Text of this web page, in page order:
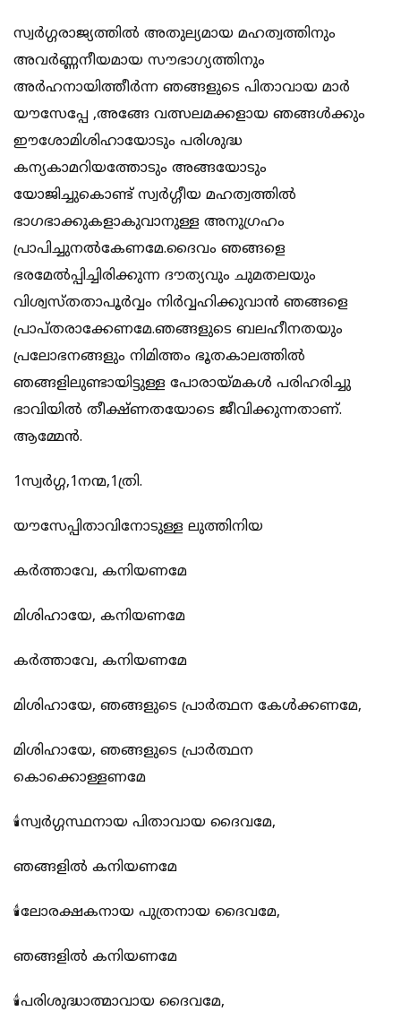
സ്വർഗ്ഗരാജ്യത്തിൽ അതുല്യമായ മഹത്വത്തിനും
അവർണ്ണനീയമായ സൗഭാഗ്യത്തിനും
അർഹനായിത്തീർന്ന ഞങ്ങളുടെ പിതാവായ മാർ
യൗസേപ്പേ ,അങ്ങേ വത്സലമക്കളായ ഞങ്ങൾക്കും
ഈശോമിശിഹായോടും പരിശുദ്ധ
കന്യകാമറിയത്തോടും അങ്ങയോടും
യോജിച്ചുകൊണ്ട് സ്വർഗ്ഗീയ മഹത്വത്തിൽ
ഭാഗഭാക്കുകളാകുവാനുള്ള അനുഗ്രഹം
പ്രാപിച്ചുനൽകേണമേ.ദൈവം ഞങ്ങളെ
ഭരമേൽപ്പിച്ചിരിക്കുന്ന ദൗത്യവും ചുമതലയും
വിശ്വസ്തതാപൂർവ്വം നിർവ്വഹിക്കുവാൻ ഞങ്ങളെ
പ്രാപ്തരാക്കേണമേ.ഞങ്ങളുടെ ബലഹീനതയും
പ്രലോഭനങ്ങളും നിമിത്തം ഭൂതകാലത്തിൽ
ഞങ്ങളിലുണ്ടായിട്ടുള്ള പോരായ്മകൾ പരിഹരിച്ചു
ഭാവിയിൽ തീക്ഷ്‌ണതയോടെ ജീവിക്കുന്നതാണ്.
ആമ്മേൻ.
1സ്വർഗ്ഗ,1നന്മ,1ത്രി.
യൗസേപ്പിതാവിനോടുള്ള ലുത്തിനിയ
കർത്താവേ, കനിയണമേ
മിശിഹായേ, കനിയണമേ
കർത്താവേ, കനിയണമേ
മിശിഹായേ, ഞങ്ങളുടെ പ്രാർത്ഥന കേൾക്കണമേ,
മിശിഹായേ, ഞങ്ങളുടെ പ്രാർത്ഥന
കൊക്കൊള്ളണമേ
🕯️സ്വർഗ്ഗസ്ഥനായ പിതാവായ ദൈവമേ,
ഞങ്ങളിൽ കനിയണമേ
🕯️ലോരക്ഷകനായ പുത്രനായ ദൈവമേ,
ഞങ്ങളിൽ കനിയണമേ
🕯️പരിശുദ്ധാത്മാവായ ദൈവമേ,